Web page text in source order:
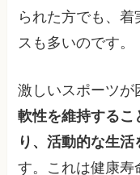
られた方でも、
スも多いのです。
激しいスポーツが
軟性を維持するこ
り、活動的な生
す。これは健康寿